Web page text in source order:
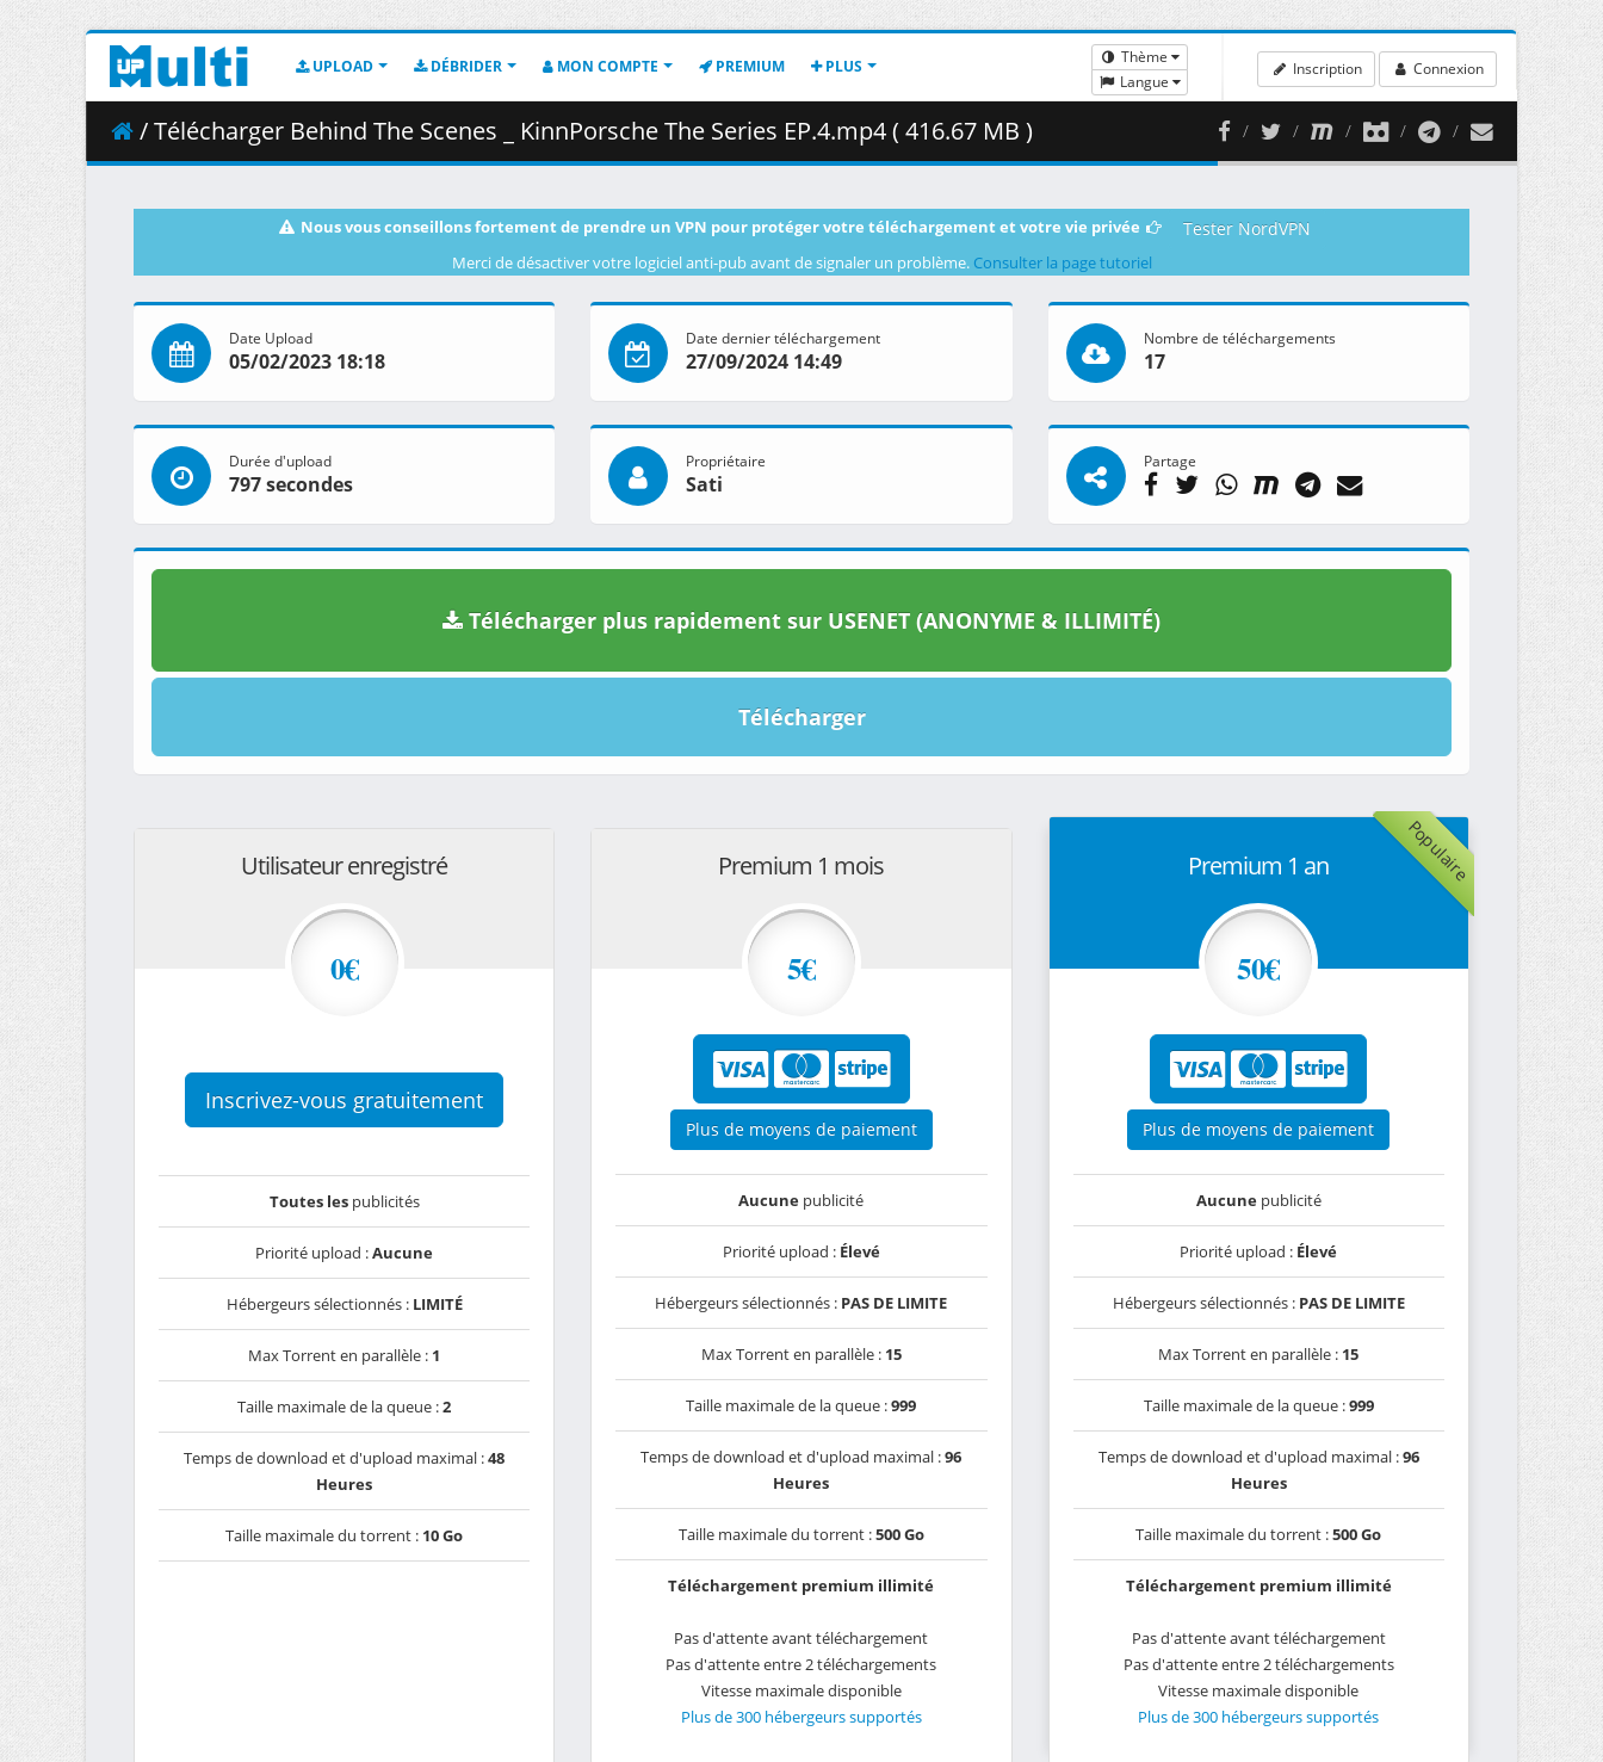
UPLOAD DÉBRIDER MON COMPTE PREMIUM PLUS
Thème
Langue
Inscription Connexion
/ Télécharger Behind The Scenes _ KinnPorsche The Series EP.4.mp4 ( 416.67 MB )
Nous vous conseillons fortement de prendre un VPN pour protéger votre téléchargement et votre vie privée Tester NordVPN
Merci de désactiver votre logiciel anti-pub avant de signaler un problème. Consulter la page tutoriel
Date Upload
05/02/2023 18:18
Date dernier téléchargement
27/09/2024 14:49
Nombre de téléchargements
17
Durée d'upload
797 secondes
Propriétaire
Sati
Partage
Télécharger plus rapidement sur USENET (ANONYME & ILLIMITÉ)
Télécharger
Utilisateur enregistré
0€
Inscrivez-vous gratuitement
Toutes lespublicités
Priorité upload :Aucune
Hébergeurs sélectionnés : LIMITÉ
Max Torrent en parallèle : 1
Taille maximale de la queue :2
Temps de download et d'upload maximal :48
Heures
Taille maximale du torrent : 10 Go
Premium 1 mois
5€
Plus de moyens de paiement
Aucune publicité
Priorité upload : Élevé
Hébergeurs sélectionnés : PAS DE LIMITE
Max Torrent en parallèle : 15
Taille maximale de la queue :999
Temps de download et d'upload maximal :96
Heures
Taille maximale du torrent :500 Go
Téléchargement premium illimité
Pas d'attente avant téléchargement
Pas d'attente entre 2 téléchargements
Vitesse maximale disponible
Plus de 300 hébergeurs supportés
Populaire
Premium 1 an
50€
Plus de moyens de paiement
Aucunepublicité
Priorité upload : Élevé
Hébergeurs sélectionnés : PAS DE LIMITE
Max Torrent en parallèle : 15
Taille maximale de la queue :999
Temps de download et d'upload maximal :96
Heures
Taille maximale du torrent :500 Go
Téléchargement premium illimité
Pas d'attente avant téléchargement
Pas d'attente entre 2 téléchargements
Vitesse maximale disponible
Plus de 300 hébergeurs supportés